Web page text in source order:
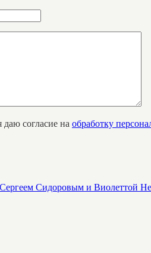
согласие на обработку
Сидоровым и Виолеттой